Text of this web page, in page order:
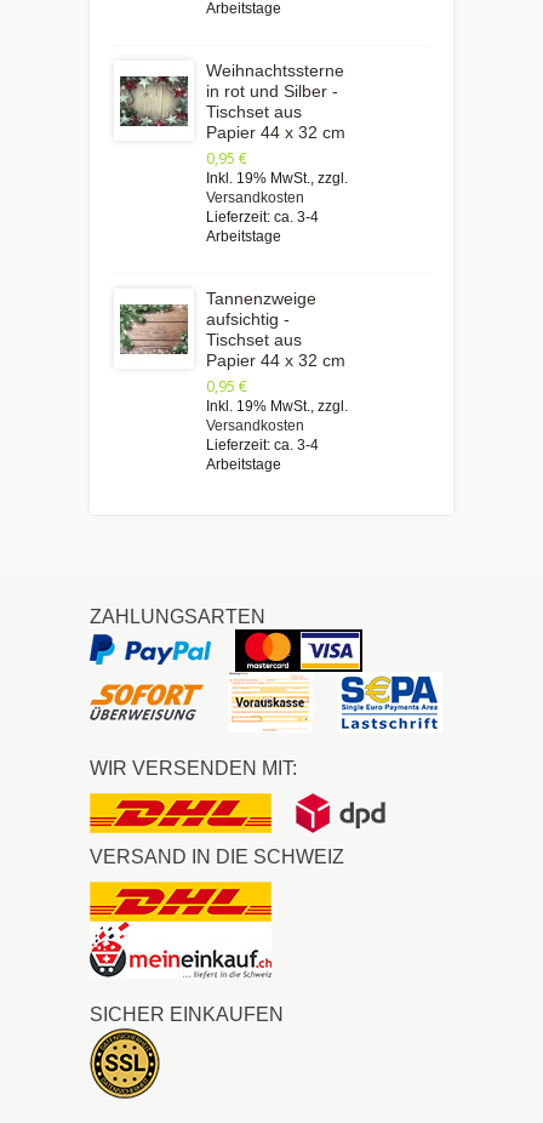
Arbeitstage
Weihnachtssterne
in rot und Silber -
Tischset aus
Papier 44 x 32 cm
0,95 €
Inkl. 19% MwSt. zzgl.
Versandkosten
Lieferzeit: ca. 3-4
Arbeitstage
Tannenzweige
aufsichtig -
Tischset aus
Papier 44 x 32 cm
0,95 €
Inkl. 19% MwSt. zzgl.
Versandkosten
Lieferzeit: ca. 3-4
Arbeitstage
ZAHLUNGSARTEN
WIR VERSENDEN MIT:
VERSAND IN DIE SCHWEIZ
SICHER EINKAUFEN